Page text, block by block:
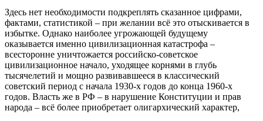
Здесь нет необходимости подкреплять сказанное цифрами,
фактами, статистикой – при желании всё это отыскивается в
избытке. Однако наиболее угрожающей будущему
оказывается именно цивилизационная катастрофа –
всесторонне уничтожается российско-советское
цивилизационное начало, уходящее корнями в глубь
тысячелетий и мощно развивавшееся в классический
советский период с начала 1930-х годов до конца 1960-х
годов. Власть же в РФ – в нарушение Конституции и прав
народа – всё более приобретает олигархический характер,